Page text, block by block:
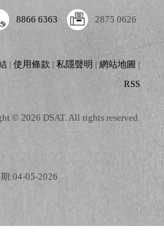
8866 6363 2875 0626
|使用條款 |私隱聲明 |網站地圖 |
RSS
© 2026 DSAT. All rights reserved.
:04-05-2026